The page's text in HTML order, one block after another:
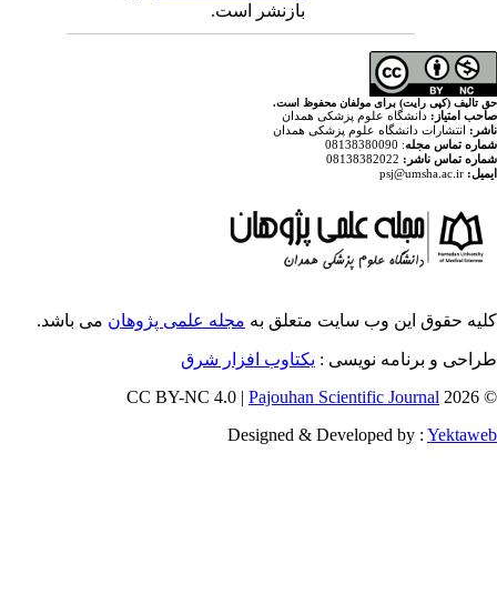
محفوظ است.
همدان
پزشکی همدان
متعلق به مجله علمی پژوهان می باشد.
:یکتاوب افزار شرق
Pajouhan
Designed &